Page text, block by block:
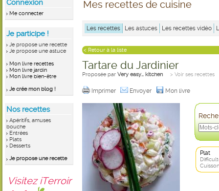
Connexion
Me connecter
Je participe !
Je propose une recette
Je propose une astuce
Mon livre recettes
Mon livre jardin
Mon livre bien-être
Je crée mon blog !
Nos recettes
Apéritifs, amuses
bouche
Entrées
Plats
Desserts
Je propose une recette
Visitez iTerroir
Mes recettes de cuisine
Les recettes Les astuces Les recettes vidéo
< Retour à la liste
Tartare du Jardinier
Proposée par Very easy… kitchen > Voir ses recettes
Imprimer Envoyer Mon livre
Plat